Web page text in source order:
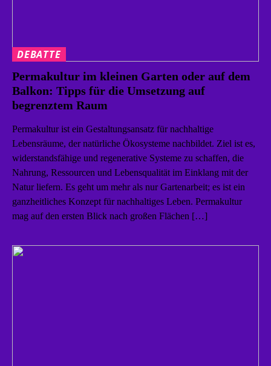
DEBATTE
Permakultur im kleinen Garten oder auf dem
Balkon: Tipps für die Umsetzung auf
begrenztem Raum
Permakultur ist ein Gestaltungsansatz für nachhaltige
Lebensräume, der natürliche Ökosysteme nachbildet. Ziel ist es,
widerstandsfähige und regenerative Systeme zu schaffen, die
Nahrung, Ressourcen und Lebensqualität im Einklang mit der
Natur liefern. Es geht um mehr als nur Gartenarbeit; es ist ein
ganzheitliches Konzept für nachhaltiges Leben. Permakultur
mag auf den ersten Blick nach großen Flächen […]